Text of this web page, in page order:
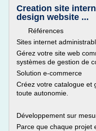
Creation site
design website ...
Références
Sites internet
Gérez votre site web
systèmes de gestion de
Solution e-
Créez votre catalogue et
toute autonomie.
Développement sur
Parce que chaque projet